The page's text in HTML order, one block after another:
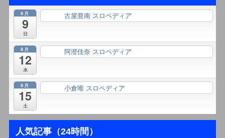
8月
9
日
古屋亜南 スロペディア
8月
12
水
阿澄佳奈 スロペディア
8月
15
土
小倉唯 スロペディア
人気記事（24時間）